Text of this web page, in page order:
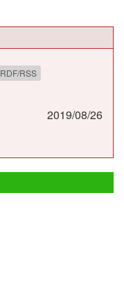
RDF/RSS
2019/08/26